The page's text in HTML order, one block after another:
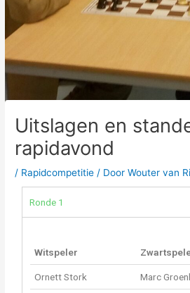
Uitslagen en
rapidavond
/ Rapidcompetitie / DoorWouter van
Ronde 1
Witspeler
Ornett Stork Marc